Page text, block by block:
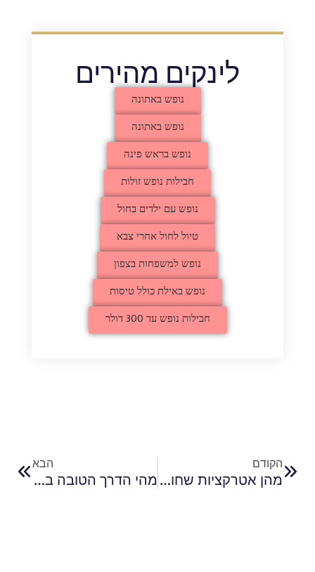
לינקים מהירים
נופש באתונה
נופש באתונה
נופש בראש פינה
חבילות נופש זולות
נופש עם ילדים בחול
טיול לחול אחרי צבא
נופש למשפחות בצפון
נופש באילת כולל טיסות
חבילות נופש עד 300 דולר
הקודם
מהן אטרקציות שחובה לראות למטיילים אחרי צבא?
הבא
מהי הדרך הטובה ביותר לטייל בישראל?